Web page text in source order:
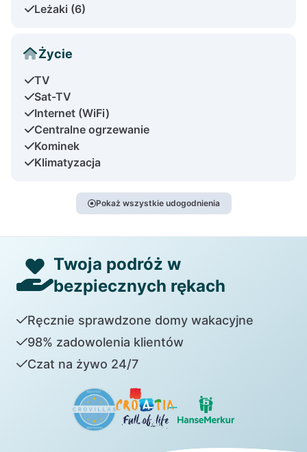
Leżaki (6)
Życie
TV
Sat-TV
Internet (WiFi)
Centralne ogrzewanie
Kominek
Klimatyzacja
Pokaż wszystkie udogodnienia
Twoja podróż w
bezpiecznych rękach
Ręcznie sprawdzone domy wakacyjne
98% zadowolenia klientów
Czat na żywo 24/7